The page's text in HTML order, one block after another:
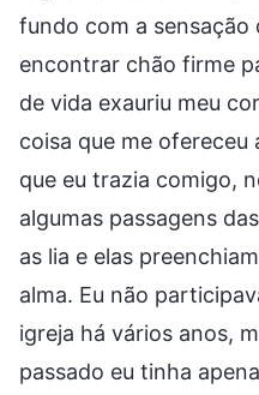
fundo com a sensação
encontrar chão firme
de vida exauriu meu
coisa que me
que eu trazia comigo,
algumas passagens
as lia e elas
alma. Eu não
igreja há vários anos,
passado eu tinha